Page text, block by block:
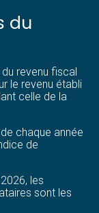
du
revenu fiscal
le revenu établi
celle de la
chaque année
de
les
sont les